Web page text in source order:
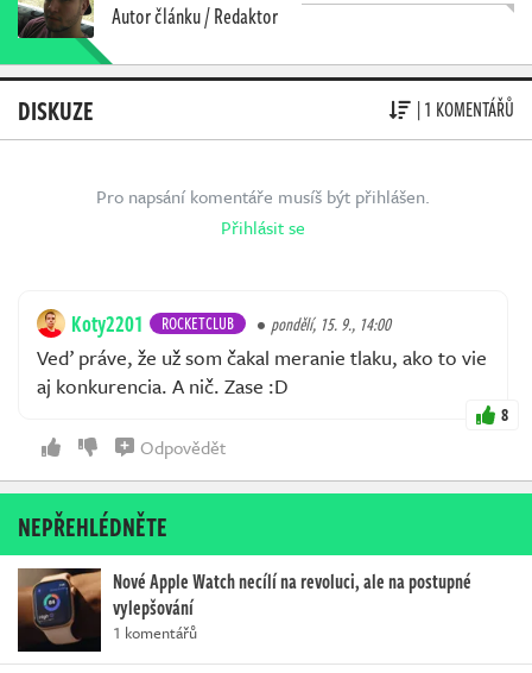
Autor článku / Redaktor
DISKUZE | 1 KOMENTÁŘŮ
Pro napsání komentáře musíš být přihlášen.
Přihlásit se
Koty2201 ROCKETCLUB pondělí, 15. 9., 14:00
Veď práve, že už som čakal meranie tlaku, ako to vie
aj konkurencia. A nič. Zase :D
8
Odpovědět
NEPŘEHLÉDNĚTE
Nové Apple Watch necílí na revoluci, ale na postupné
vylepšování
1 komentářů